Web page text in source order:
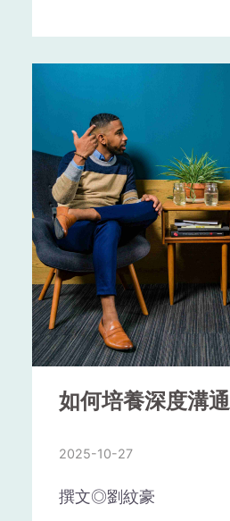
目標？如果這份工作對
有幫助，那麼你可能需
合你職業發展的工作。
工作滿意度：你是否對
意？你是否喜歡你的工
與你的同事和上司相處
這份工作感到不滿意，
考慮尋找更適合你的工
個人生活目標：你的個
一次；學習一項新技能
加薪就換工作……等等，
法達成目標，那麼你可
破壞我們的海馬迴，影
心臟血管、免疫功能也
憶功能，最嚴重會造成
想，那就別生氣吧！」
▸自我改造術1：暫
場
當負面情緒湧現時，「
止情緒升溫的好策略，
靜一下，不要僵持在爭
回來又是另番風景。
諮商心理師許皓宜說，
鍵，就是在情緒最強烈
動，或找個角落靜一靜
這30分鐘做些自己喜歡
物」，這也就是心理學
離法」。
自傳是履歷的一部分
的就業市場，自傳不
人經歷的流水帳，而
值觀、應徵動機與潛
臺。
如何培養深度溝
2025-10-27
撰文◎劉紋豪